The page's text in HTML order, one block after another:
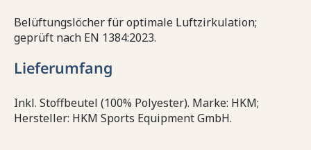
Belüftungslöcher für optimale Luftzirkulation;
geprüft nach EN 1384:2023.
Lieferumfang
Inkl. Stoffbeutel (100% Polyester). Marke: HKM;
Hersteller: HKM Sports Equipment GmbH.